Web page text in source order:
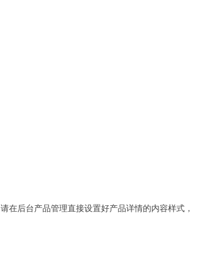
在后台产品管理直接设置好产品详情的内容样式，